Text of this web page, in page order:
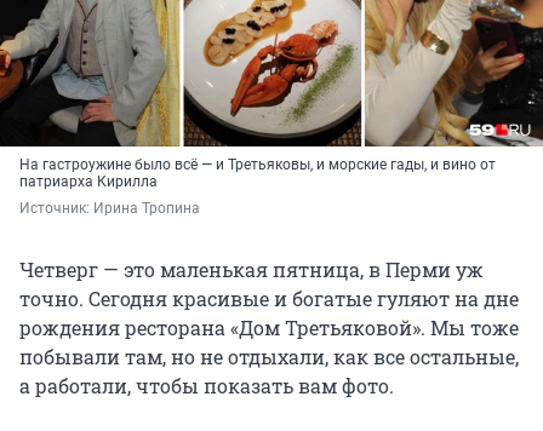
На гастроужине было всё — и Третьяковы, и морские гады, и вино от
патриарха Кирилла
Источник: Ирина Тропина
Четверг — это маленькая пятница, в Перми уж
точно. Сегодня красивые и богатые гуляют на дне
рождения ресторана «Дом Третьяковой». Мы тоже
побывали там, но не отдыхали, как все остальные,
а работали, чтобы показать вам фото.